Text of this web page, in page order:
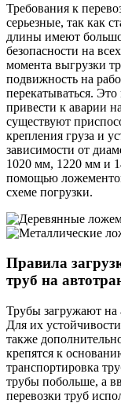
Требования к
серьезные, так как
длины имеют
безопасности на
момента выгрузки
подвижность на
перекатываться.
привести к аварии
существуют
крепления груза и
зависимости от
1020 мм, 1220 мм и
помощью
схеме погрузки.
Правила
труб на
Трубы загружают на
Для их
также
крепятся к
транспортировка
трубы побольше, а
перевозки труб